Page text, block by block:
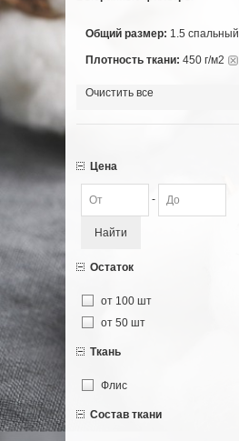
Общий размер: 1.5 спальный
Плотность ткани: 450 г/м2
Очистить все
Цена
-
Найти
Остаток
от 100 шт
от 50 шт
Ткань
Флис
Состав ткани